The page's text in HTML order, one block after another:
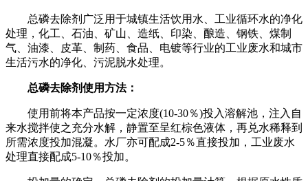
总磷去除剂广泛用于城镇生活饮用水、工业循环水的净化
处理，化工、石油、矿山、造纸、印染、酿造、钢铁、煤制
气、油漆、皮革、制药、食品、电镀等行业的工业废水和城市
生活污水的净化、污泥脱水处理。
总磷去除剂使用方法：
使用前将本产品按一定浓度(10-30％)投入溶解池，注入自
来水搅拌使之充分水解，静置至呈红棕色液体，再兑水稀释到
所需浓度投加混凝。水厂亦可配成2-5％直接投加，工业废水
处理直接配成5-10％投加。